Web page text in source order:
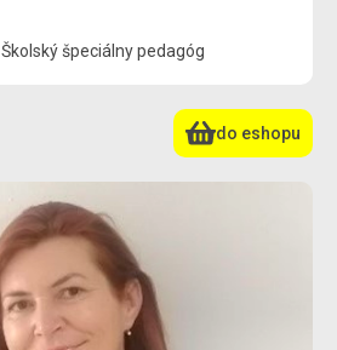
špeciálny pedagóg
do eshopu